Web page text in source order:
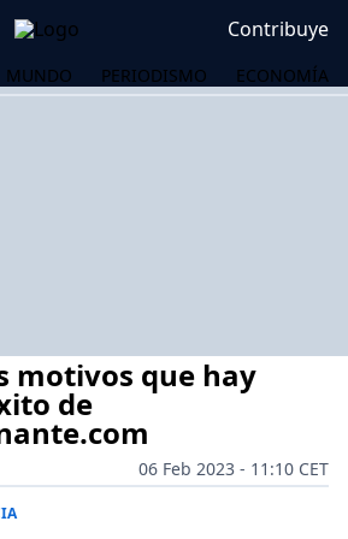
Contribuye
MUNDO PERIODISMO ECONOMÍA
motivos que hay
de
06 Feb 2023 - 11:10 CET